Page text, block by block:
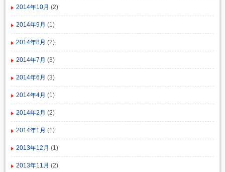
2014年10月 (2)
2014年9月 (1)
2014年8月 (2)
2014年7月 (3)
2014年6月 (3)
2014年4月 (1)
2014年2月 (2)
2014年1月 (1)
2013年12月 (1)
2013年11月 (2)